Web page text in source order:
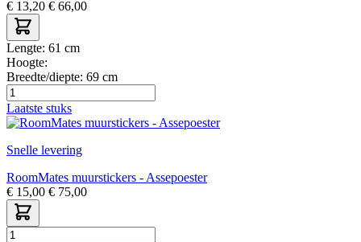
€ 13,20 € 66,00
Lengte: 61 cm
Hoogte:
Breedte/diepte: 69 cm
Laatste stuks
Snelle levering
RoomMates muurstickers - Assepoester
€ 15,00 € 75,00